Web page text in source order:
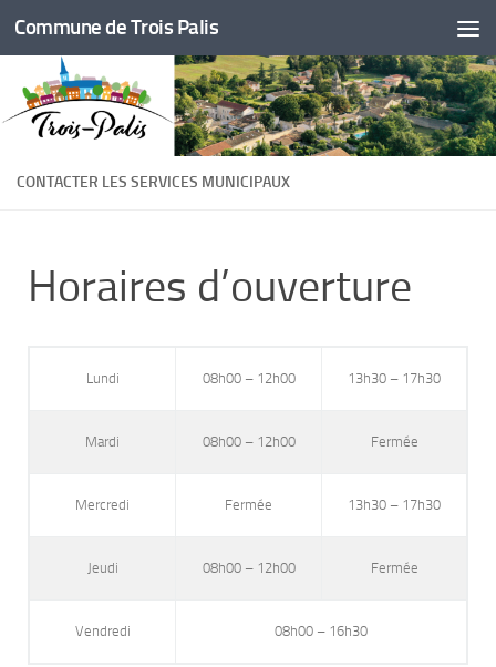
Skip to content
Commune de Trois Palis
CONTACTER LES SERVICES MUNICIPAUX
Horaires d’ouverture
Lundi 08h00 – 12h00 13h30 – 17h30
Mardi 08h00 – 12h00 Fermée
Mercredi Fermée 13h30 – 17h30
Jeudi 08h00 – 12h00 Fermée
Vendredi 08h00 – 16h30